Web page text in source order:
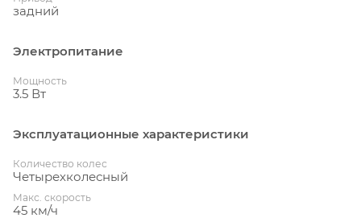
задний
Электропитание
Мощность
3.5 Вт
Эксплуатационные характеристики
Количество колес
Четырехколесный
Макс. скорость
45 км/ч